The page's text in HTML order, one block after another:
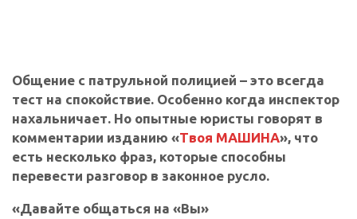
Общение с патрульной полицией – это всегда
тест на спокойствие. Особенно когда инспектор
нахальничает. Но опытные юристы говорят в
комментарии изданию «Твоя МАШИНА», что
есть несколько фраз, которые способны
перевести разговор в законное русло.
«Давайте общаться на «Вы»